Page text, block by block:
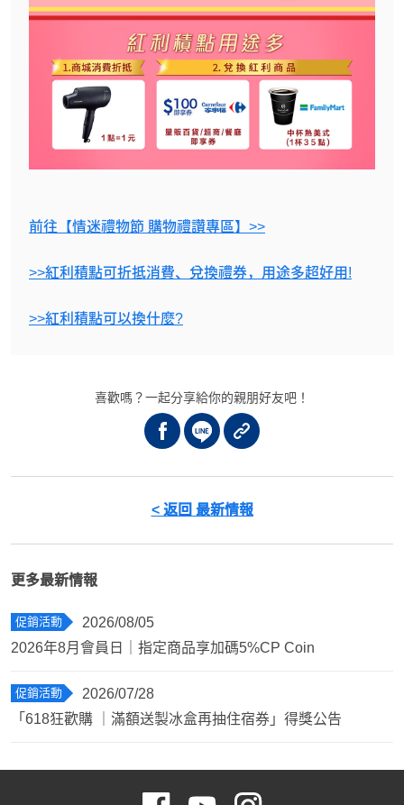
前往【情迷禮物節 購物禮讚專區】>>
>>紅利積點可折抵消費、兌換禮券，用途多超好用!
>>紅利積點可以換什麼?
喜歡嗎？一起分享給你的親朋好友吧！
< 返回 最新情報
更多最新情報
促銷活動
2026/08/05
2026年8月會員日｜指定商品享加碼5%CP Coin
促銷活動
2026/07/28
「618狂歡購 ｜滿額送製冰盒再抽住宿券」得獎公告